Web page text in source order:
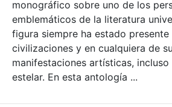
monográfico sobre uno de los
emblemáticos de la literatura
figura siempre ha estado
civilizaciones y en cualquiera de
manifestaciones artísticas, incluso
estelar. En esta antología ...